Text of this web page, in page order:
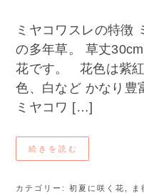
ミヤコワスレの特徴
の多年草。 草丈
花です。 花色は紫
色、白など かなり豊
ミヤコワ […]
続きを読む
カテゴリー:初夏に咲く花 ま